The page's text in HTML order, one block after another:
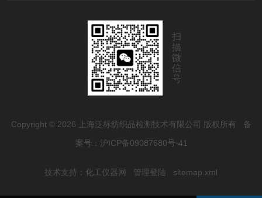
扫
描
微
信
号
Copyright © 2026 上海泛标纺织品检测技术有限公司 版权所有 备
案号：沪ICP备09087680号-41
技术支持： 化工仪器网 管理登陆 sitemap.xml